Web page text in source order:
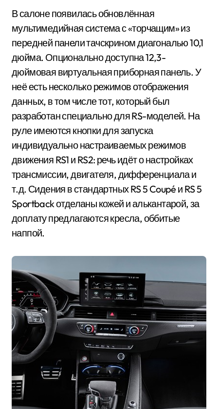
В салоне появилась обновлённая
мультимедийная система с «торчащим» из
передней панели тачскрином диагональю 10,1
дюйма. Опционально доступна 12,3-
дюймовая виртуальная приборная панель. У
неё есть несколько режимов отображения
данных, в том числе тот, который был
разработан специально для RS-моделей. На
руле имеются кнопки для запуска
индивидуально настраиваемых режимов
движения RS1 и RS2: речь идёт о настройках
трансмиссии, двигателя, дифференциала и
т.д. Сидения в стандартных RS 5 Coupé и RS 5
Sportback отделаны кожей и алькантарой, за
доплату предлагаются кресла, оббитые
наппой.